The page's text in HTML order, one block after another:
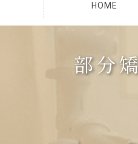
HOME
部分